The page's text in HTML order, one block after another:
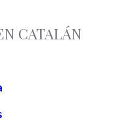
CATALÁN